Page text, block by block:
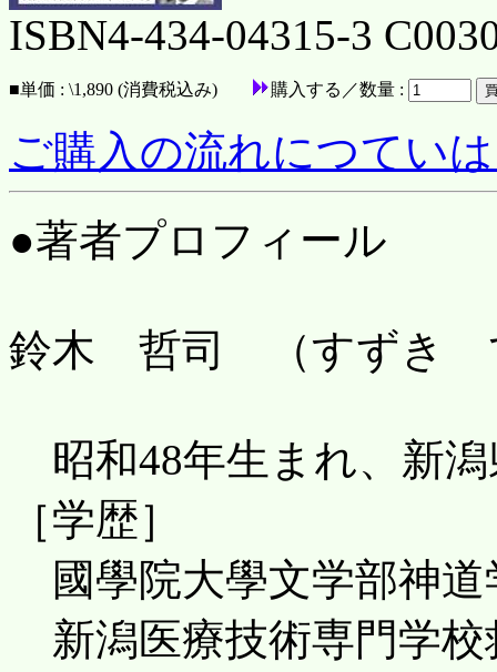
ISBN4-434-04315-3
■単価 : \1,890 (消費税込み) 購入する／数量 :
ご購入の流れにつてい
●著者プロフィール
鈴木 哲司 （すずき
昭和48年生まれ、新潟
［学歴］
國學院大學文学部神道
新潟医療技術専門学校